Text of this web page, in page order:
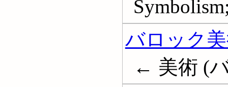
バロック
← 美術 (